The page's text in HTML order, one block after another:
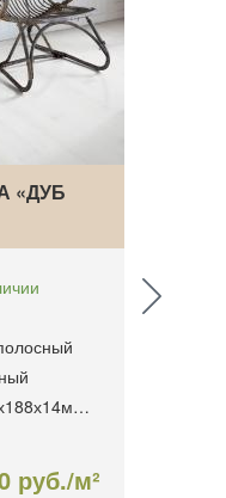
«ДУБ
2266х188х14мм. 3.41м2/уп
руб./м²